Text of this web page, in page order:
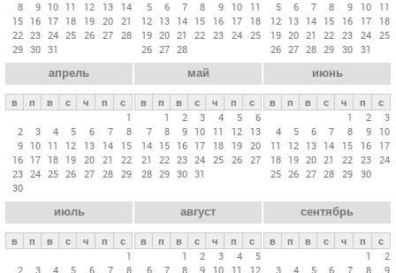
л
а
к
8
9 10 11 12 13
14
15 16 17 18 19 20 21
22 23 24 25 26 27 28
29 30 31
5
6 7 8 9 10
11
12 13 14 15 16 17
18
19 20 21 22 23 24 25
26 27 28
5
6 7 8 9 10
11
12 13 14 15 16 17
18
19 20 21 22 23 24 25
26 27 28 29 30 31
апрель
в п в с ч п
с
1
2
3 4 5 6 7
8
9 10 11 12 13 14
15
16 17 18 19 20 21
22
23 24 25 26 27 28 29
30
май
в п в с ч п
с
1
2 3 4 5
6
7
8 9 10 11 12
13
14 15 16 17 18 19 20
21
22 23 24 25 26 27
28 29 30 31
июнь
в п в с ч п
с
1
2
3
4
5 6 7 8 9
10
11
12 13 14 15 16
17
18 19 20 21 22 23 24
25 26 27 28 29 30
июль
в п в с ч п
с
1
2
3 4 5 6 7 8
август
в п в с ч п
с
1
2 3 4
5
6
7 8 9 10 11 12
сентябрь
в п в с ч п
с
1
2
3
4 5 6 7 8 9